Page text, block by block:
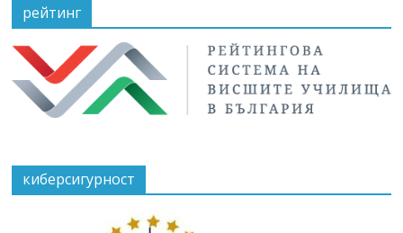
рейтинг
киберсигурност